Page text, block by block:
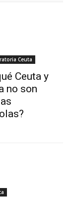
Ceuta
Ceuta y
no son